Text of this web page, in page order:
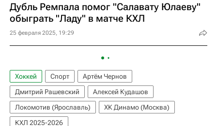
Дубль Ремпала помог "Салавату Юлаеву"
обыграть "Ладу" в матче КХЛ
25 февраля 2025, 19:29
Хоккей Спорт
Артём Чернов
Дмитрий Рашевский
Алексей Кудашов
Локомотив (Ярославль)
ХК Динамо (Москва)
КХЛ 2025-2026